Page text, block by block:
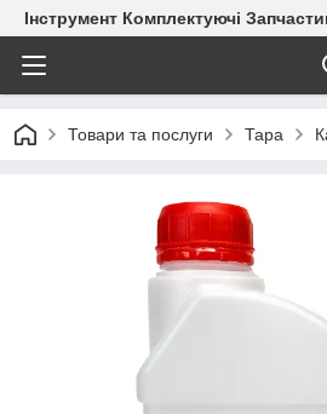
Інструмент Комплектуючі
Товари та послуги Тара